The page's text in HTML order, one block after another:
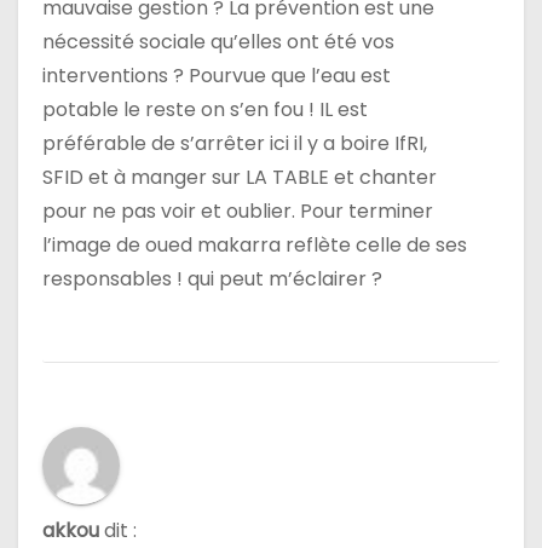
mauvaise gestion ? La prévention est une
nécessité sociale qu’elles ont été vos
interventions ? Pourvue que l’eau est
potable le reste on s’en fou ! IL est
préférable de s’arrêter ici il y a boire IfRI,
SFID et à manger sur LA TABLE et chanter
pour ne pas voir et oublier. Pour terminer
l’image de oued makarra reflète celle de ses
responsables ! qui peut m’éclairer ?
akkoudit :